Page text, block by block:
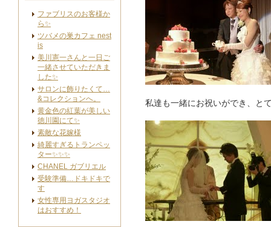
私達も一緒にお祝いができ、と
ファブリスのお客様か
ら✨
ツバメの巣カフェ nest
is
美川憲一さんと一日ご
一緒させていただきま
した✨
サロンに飾りたくて…
&コレクションへ。
黄金色の紅葉が美しい
徳川園にて✨
素敵な花嫁様
綺麗すぎるトランペッ
ター✨✨✨
CHANEL ガブリエル
受験準備…ドキドキで
す
女性専用ヨガスタジオ
はおすすめ！